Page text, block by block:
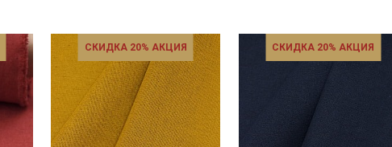
СКИДКА 20% АКЦИЯ СКИДКА 20% АКЦИЯ